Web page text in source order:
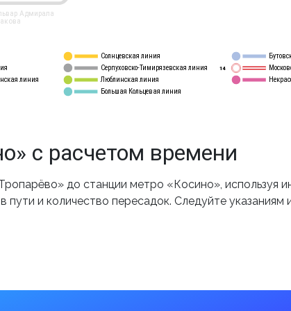
линия
Солнцевская линия
Серпуховско-Тимирязевская линия
Люблинская линия
Большая Кольцевая линия
14
Адмирала
с расчетом времени
до станции метро «Косино», используя
и количество пересадок. Следуйте указаниям